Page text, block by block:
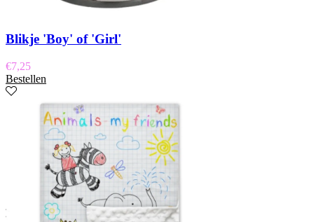
Blikje 'Boy' of 'Girl'
€7,25
Bestellen